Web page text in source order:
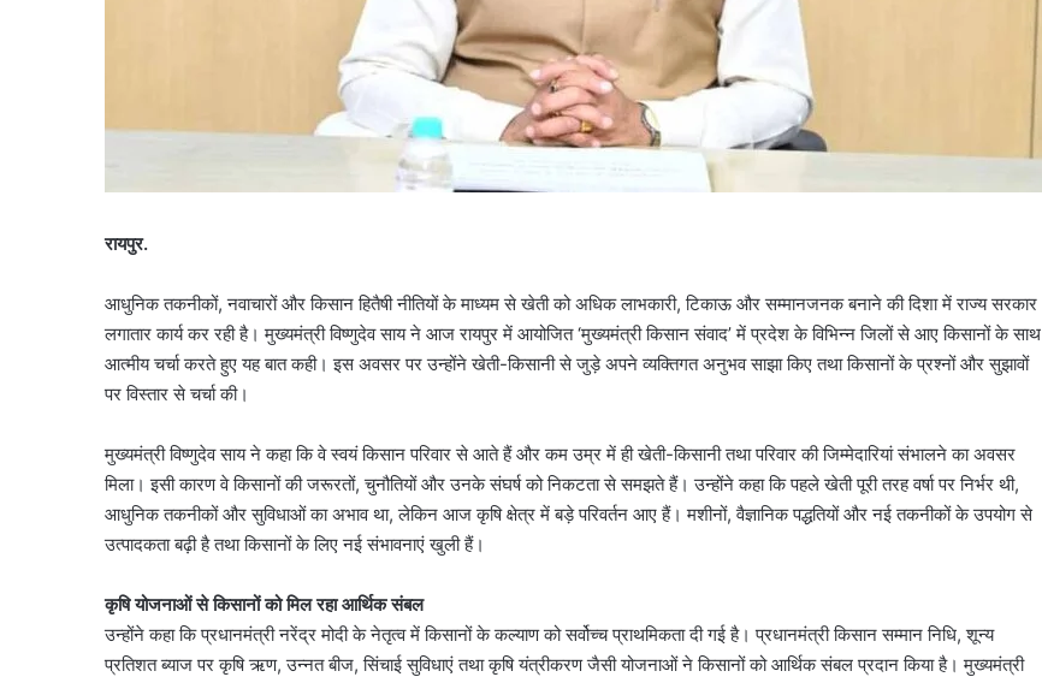
रायपुर.
आधुनिक तकनीकों, नवाचारों और किसान हितैषी नीतियों के माध्यम से खेती को अधिक लाभकारी, टिकाऊ और सम्मानजनक बनाने की दिशा में राज्य सरकार
लगातार कार्य कर रही है। मुख्यमंत्री विष्णुदेव साय ने आज रायपुर में आयोजित ‘मुख्यमंत्री किसान संवाद’ में प्रदेश के विभिन्न जिलों से आए किसानों के साथ
आत्मीय चर्चा करते हुए यह बात कही। इस अवसर पर उन्होंने खेती-किसानी से जुड़े अपने व्यक्तिगत अनुभव साझा किए तथा किसानों के प्रश्नों और सुझावों
पर विस्तार से चर्चा की।
मुख्यमंत्री विष्णुदेव साय ने कहा कि वे स्वयं किसान परिवार से आते हैं और कम उम्र में ही खेती-किसानी तथा परिवार की जिम्मेदारियां संभालने का अवसर
मिला। इसी कारण वे किसानों की जरूरतों, चुनौतियों और उनके संघर्ष को निकटता से समझते हैं। उन्होंने कहा कि पहले खेती पूरी तरह वर्षा पर निर्भर थी,
आधुनिक तकनीकों और सुविधाओं का अभाव था, लेकिन आज कृषि क्षेत्र में बड़े परिवर्तन आए हैं। मशीनों, वैज्ञानिक पद्धतियों और नई तकनीकों के उपयोग से
उत्पादकता बढ़ी है तथा किसानों के लिए नई संभावनाएं खुली हैं।
कृषि योजनाओं से किसानों को मिल रहा आर्थिक संबल
उन्होंने कहा कि प्रधानमंत्री नरेंद्र मोदी के नेतृत्व में किसानों के कल्याण को सर्वोच्च प्राथमिकता दी गई है। प्रधानमंत्री किसान सम्मान निधि, शून्य
प्रतिशत ब्याज पर कृषि ऋण, उन्नत बीज, सिंचाई सुविधाएं तथा कृषि यंत्रीकरण जैसी योजनाओं ने किसानों को आर्थिक संबल प्रदान किया है। मुख्यमंत्री